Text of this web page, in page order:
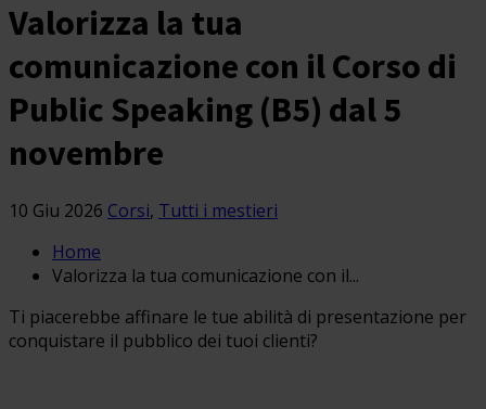
Valorizza la tua
comunicazione con il Corso di
Public Speaking (B5) dal 5
novembre
10 Giu 2026 Corsi, Tutti i mestieri
Home
Valorizza la tua comunicazione con il...
Ti piacerebbe affinare le tue abilità di presentazione per
conquistare il pubblico dei tuoi clienti?